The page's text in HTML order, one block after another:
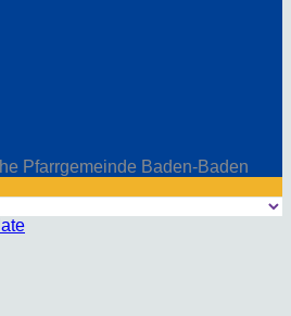
Pfarrgemeinde Baden-Baden